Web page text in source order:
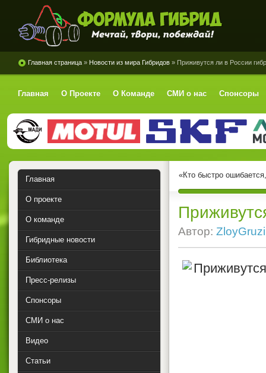
Формула Гибрид
Главная страница » Новости из мира Гибридов » Приживутся ли в России
Главная О Проекте О Команде СМИ о нас Спонсоры
«Кто быстро
Автор:
Главная
О проекте
О команде
Гибридные новости
Библиотека
Пресс-релизы
Спонсоры
СМИ о нас
Видео
Статьи